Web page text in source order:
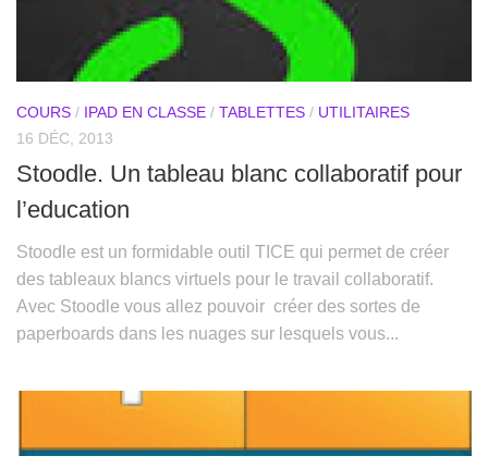
COURS / IPAD EN CLASSE / TABLETTES / UTILITAIRES
16 DÉC, 2013
Stoodle. Un tableau blanc collaboratif pour
l’education
Stoodle est un formidable outil TICE qui permet de créer
des tableaux blancs virtuels pour le travail collaboratif.
Avec Stoodle vous allez pouvoir créer des sortes de
paperboards dans les nuages sur lesquels vous...